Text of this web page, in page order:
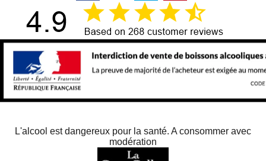
L'alcool est dangereux pour la santé. A consommer avec
modération